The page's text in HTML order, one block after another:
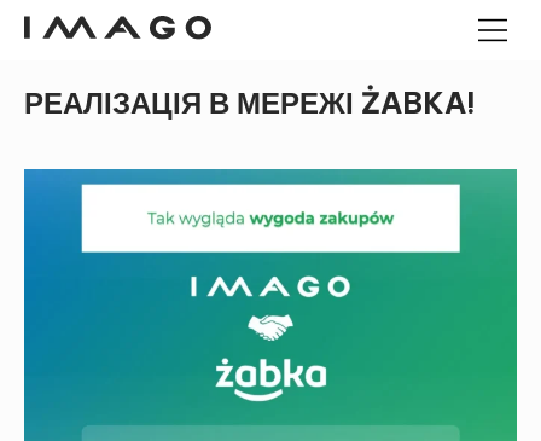
POS-ТЕРМІНАЛИ
ПАНЕЛЬНІ КОМП'ЮТЕРИ
ANDROID
ГРОШОВІ ЯЩИКИ
ПРОМИСЛОВИЙ МІНІ-ПК
КІОСКИ
ЗЧИТУВАЧІ ШТРИХ-КОДІВ
РЕАЛІЗАЦІЯ В МЕРЕЖІ ŻABKA!